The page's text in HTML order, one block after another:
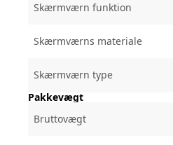
Skærmværn funktion
Skærmværns materiale
Skærmværn type
Pakkevægt
Bruttovægt